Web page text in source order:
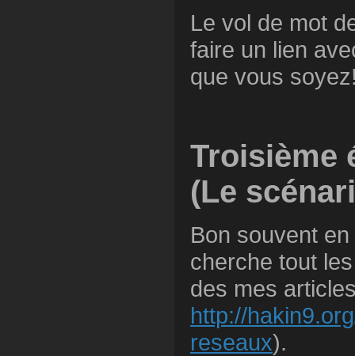
Le vol de mot
faire un lien
que vous
Troisième
(Le
Bon souvent
cherche tout
des mes
http://
reseaux).